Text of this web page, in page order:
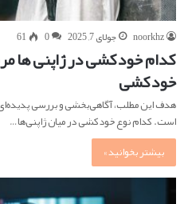
noorkhz جولای 7, 2025 0
61
کدام خودکشی در ژاپنی ها
خودکشی
هدف این مطلب، آگاهی‌بخشی و بررسی
است. کدام نوع خودکشی در میان ژاپنی‌ها…
بیشتر بخوانید »